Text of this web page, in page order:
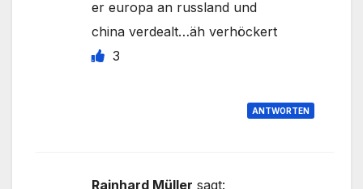
er europa an russland und
china verdealt…äh verhöckert
3
ANTWORTEN
Rainhard Müller sagt: